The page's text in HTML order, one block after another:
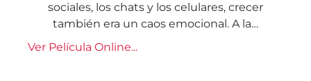
sociales, los chats y los celulares, crecer
también era un caos emocional. A la…
Ver Película Online...